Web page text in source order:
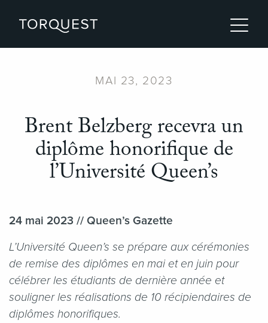
MAI 23, 2023
Brent Belzberg recevra un
diplôme honorifique de
l’Université Queen’s
24 mai 2023 // Queen’s Gazette
L’Université Queen’s se prépare aux cérémonies
de remise des diplômes en mai et en juin pour
célébrer les étudiants de dernière année et
souligner les réalisations de 10 récipiendaires de
diplômes honorifiques.